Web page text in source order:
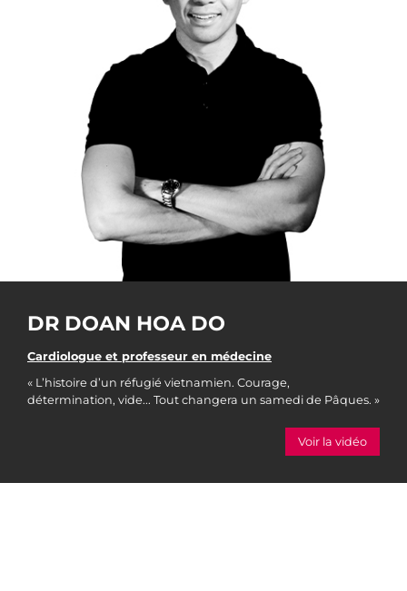
DR DOAN HOA DO
Cardiologue et professeur en médecine
« L’histoire d’un réfugié vietnamien. Courage,
détermination, vide... Tout changera un samedi de Pâques. »
Voir la vidéo